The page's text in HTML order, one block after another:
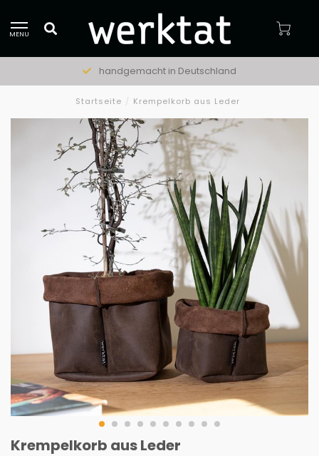
MENU
handgemacht in Deutschland
Startseite / Krempelkorb aus Leder
Krempelkorb aus Leder